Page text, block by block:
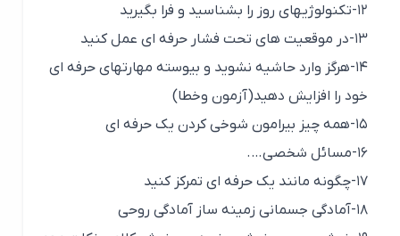
۱۴-هرگز وارد حاشیه نشوید و بیوسته مهارتهای حرفه ای
خود را افزایش دهید(آزمون وخطا)